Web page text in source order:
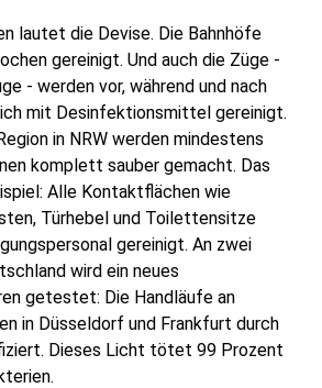
lautet die Devise. Die Bahnhöfe
gereinigt. Und auch die Züge -
- werden vor, während und nach
mit Desinfektionsmittel gereinigt.
in NRW werden mindestens
komplett sauber gemacht. Das
Alle Kontaktflächen wie
Türhebel und Toilettensitze
gereinigt. An zwei
wird ein neues
getestet: Die Handläufe an
in Düsseldorf und Frankfurt durch
Dieses Licht tötet 99 Prozent